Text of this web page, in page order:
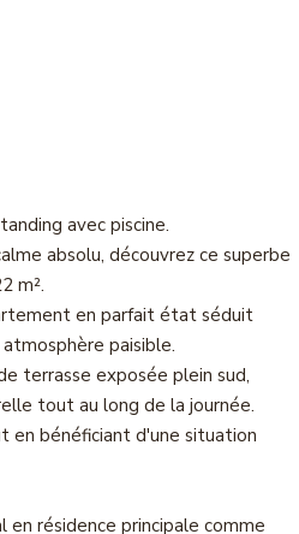
avec piscine.
absolu, découvrez ce superbe
m².
en parfait état séduit
paisible.
terrasse exposée plein sud,
tout au long de la journée.
en bénéficiant d'une situation
résidence principale comme